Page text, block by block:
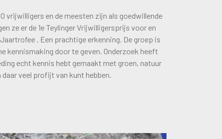
vrijwilligers en de meesten zijn als goedwillende
ze er de 1e Teylinger Vrijwilligersprijs voor en
. Een prachtige erkenning. De groep is
kennismaking door te geven. Onderzoek heeft
echt kennis hebt gemaakt met groen, natuur
veel profijt van kunt hebben.